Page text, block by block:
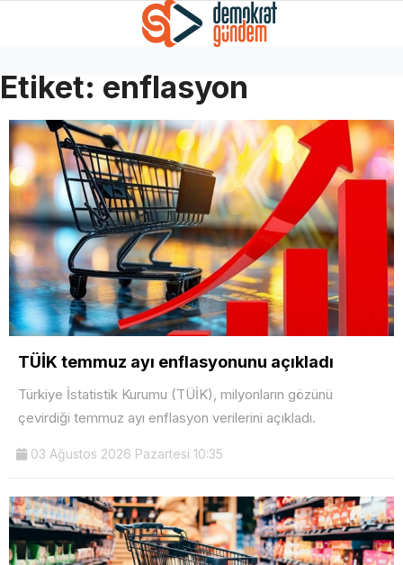
Etiket: enflasyon
TÜİK temmuz ayı enflasyonunu açıkladı
Türkiye İstatistik Kurumu (TÜİK), milyonların gözünü
çevirdiği temmuz ayı enflasyon verilerini açıkladı.
03 Ağustos 2026 Pazartesi 10:35